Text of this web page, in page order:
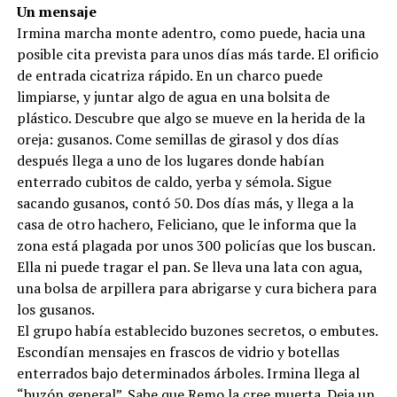
Un mensaje
Irmina marcha monte adentro, como puede, hacia una
posible cita prevista para unos días más tarde. El orificio
de entrada cicatriza rápido. En un charco puede
limpiarse, y juntar algo de agua en una bolsita de
plástico. Descubre que algo se mueve en la herida de la
oreja: gusanos. Come semillas de girasol y dos días
después llega a uno de los lugares donde habían
enterrado cubitos de caldo, yerba y sémola. Sigue
sacando gusanos, contó 50. Dos días más, y llega a la
casa de otro hachero, Feliciano, que le informa que la
zona está plagada por unos 300 policías que los buscan.
Ella ni puede tragar el pan. Se lleva una lata con agua,
una bolsa de arpillera para abrigarse y cura bichera para
los gusanos.
El grupo había establecido buzones secretos, o embutes.
Escondían mensajes en frascos de vidrio y botellas
enterrados bajo determinados árboles. Irmina llega al